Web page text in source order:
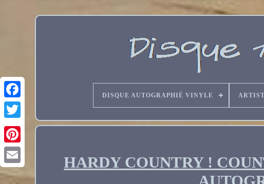
Email
DISQUE AUTOGRAPHIÉ VINYLE ARTIST
HARDY COUNTRY !